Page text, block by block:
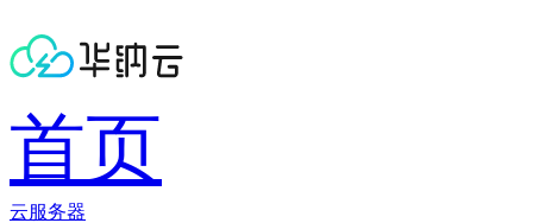
首页
云服务器